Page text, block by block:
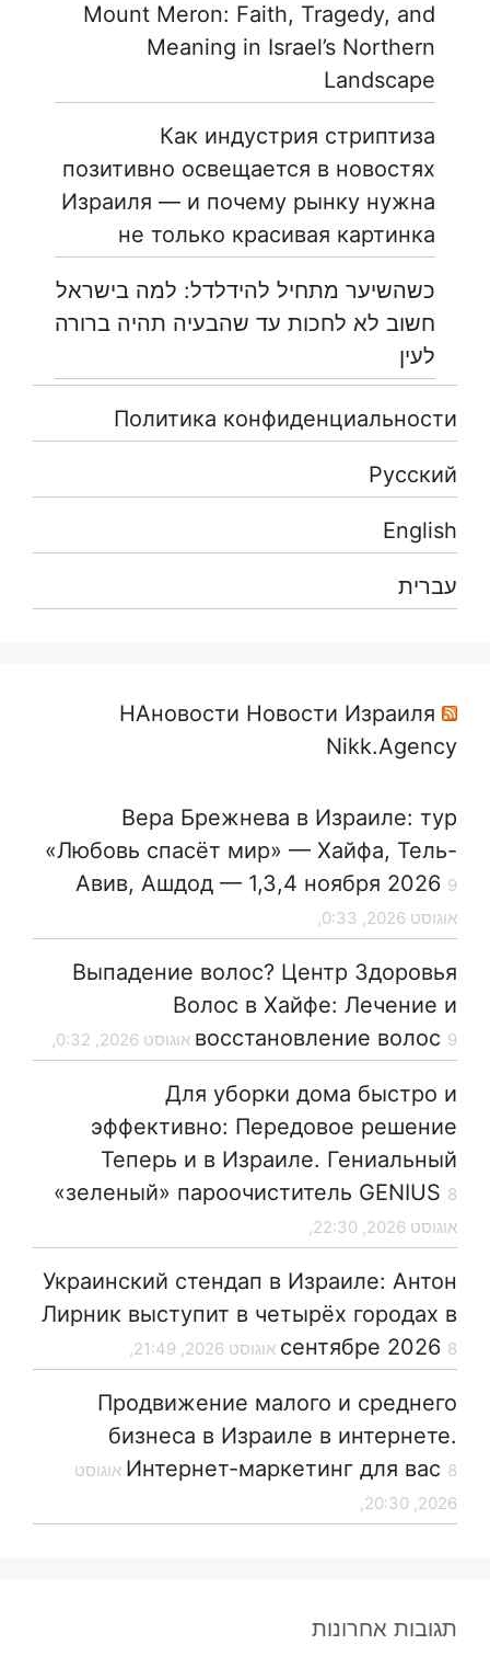
Mount Meron: Faith, Tragedy, and
Meaning in Israel’s Northern
Landscape
Как индустрия стриптиза
позитивно освещается в новостях
Израиля — и почему рынку нужна
не только красивая картинка
כשהשיער מתחיל להידלדל: למה בישראל
חשוב לא לחכות עד שהבעיה תהיה ברורה
לעין
Политика конфиденциальности
Русский
English
עברית
НАновости Новости Израиля
Nikk.Agency
Вера Брежнева в Израиле: тур
«Любовь спасёт мир» — Хайфа, Тель-
Авив, Ашдод — 1,3,4 ноября 2026 9
אוגוסט 2026, 0:33,
Выпадение волос? Центр Здоровья
Волос в Хайфе: Лечение и
восстановление волос 9 אוגוסט 2026, 0:32,
Для уборки дома быстро и
эффективно: Передовое решение
Теперь и в Израиле. Гениальный
«зеленый» пароочиститель GENIUS 8
אוגוסט 2026, 22:30,
Украинский стендап в Израиле: Антон
Лирник выступит в четырёх городах в
сентябре 2026 8 אוגוסט 2026, 21:49,
Продвижение малого и среднего
бизнеса в Израиле в интернете.
Интернет-маркетинг для вас 8 אוגוסט
2026, 20:30,
תגובות אחרונות